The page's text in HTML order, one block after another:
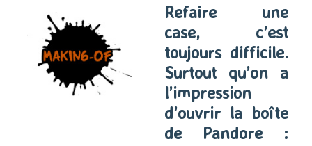
Refaire une
case, c’est
toujours difficile.
Surtout qu’on a
l’impression
d’ouvrir la boîte
de Pandore :